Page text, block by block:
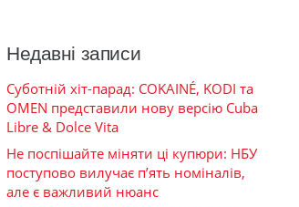
Недавні записи
Суботній хіт-парад: COKAINÉ, KODI та
OMEN представили нову версію Cuba
Libre & Dolce Vita
Не поспішайте міняти ці купюри: НБУ
поступово вилучає п’ять номіналів,
але є важливий нюанс